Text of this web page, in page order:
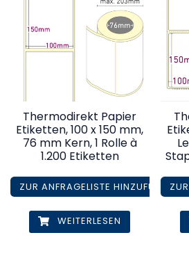
Thermodirekt Papier
Etiketten, 100 x 150 mm,
76 mm Kern, 1 Rolle à
1.200 Etiketten
ZUR ANFRAGELISTE HINZUFÜGEN
WEITERLESEN